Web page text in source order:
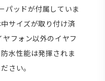
パッドが付属していま
サイズが取り付け済
フォン以外のイヤフ
水性能は発揮されま
さい。